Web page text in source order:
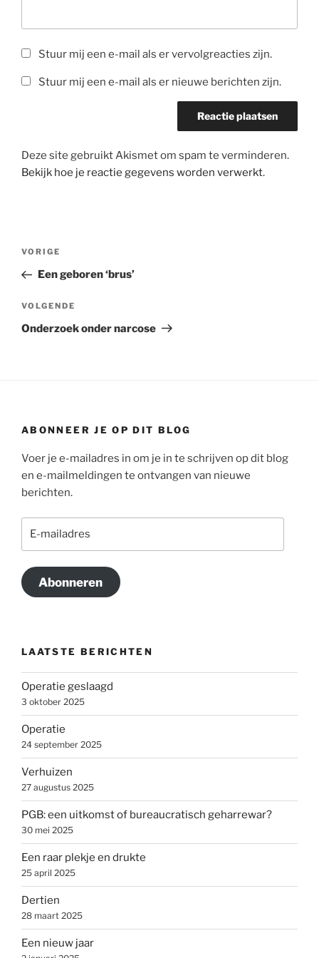
Stuur mij een e-mail als er vervolgreacties zijn.
Stuur mij een e-mail als er nieuwe berichten zijn.
Deze site gebruikt Akismet om spam te verminderen.
Bekijk hoe je reactie gegevens worden verwerkt.
Bericht
Vorig
bericht
VORIGE
Een geboren ‘brus’
Volgend
bericht
VOLGENDE
Onderzoek onder narcose
ABONNEER JE OP DIT BLOG
Voer je e-mailadres in om je in te schrijven op dit blog
en e-mailmeldingen te ontvangen van nieuwe
berichten.
Abonneren
LAATSTE BERICHTEN
Operatie geslaagd
3 oktober 2025
Operatie
24 september 2025
Verhuizen
27 augustus 2025
PGB: een uitkomst of bureaucratisch geharrewar?
30 mei 2025
Een raar plekje en drukte
25 april 2025
Dertien
28 maart 2025
Een nieuw jaar